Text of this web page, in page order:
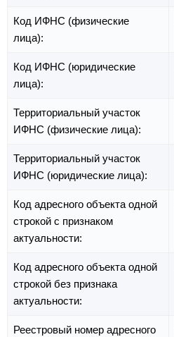
Код ИФНС (физические
лица):
Код ИФНС (юридические
лица):
Территориальный участок
ИФНС (физические лица):
Территориальный участок
ИФНС (юридические лица):
Код адресного объекта одной
строкой с признаком
актуальности:
Код адресного объекта одной
строкой без признака
актуальности:
Реестровый номер адресного